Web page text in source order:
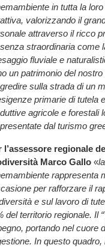
in tutta la
valorizzando il
attraverso il ricco
straordinaria come
fluviale e
un patrimonio del
sulla strada di un
primarie di tutela
agricole e forestali
dal turismo
l’assessore regionale
Marco Gallo «
rappresenta
per rafforzare il
e sul lavoro di
del territorio regionale. Il
portando nel cuore
In questo